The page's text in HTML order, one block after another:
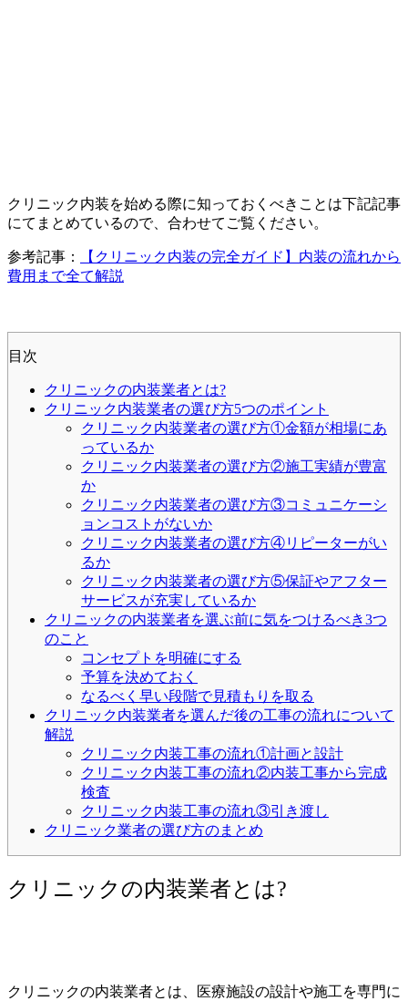
クリニック内装を始める際に知っておくべきことは下記記事
にてまとめているので、合わせてご覧ください。
参考記事：
【クリニック内装の完全ガイド】内装の流れから
費用まで全て解説
目次
クリニックの内装業者とは?
クリニック内装業者の選び方5つのポイント
クリニック内装業者の選び方①金額が相場にあ
っているか
クリニック内装業者の選び方②施工実績が豊富
か
クリニック内装業者の選び方③コミュニケーシ
ョンコストがないか
クリニック内装業者の選び方④リピーターがい
るか
クリニック内装業者の選び方⑤保証やアフター
サービスが充実しているか
クリニックの内装業者を選ぶ前に気をつけるべき3つ
のこと
コンセプトを明確にする
予算を決めておく
なるべく早い段階で見積もりを取る
クリニック内装業者を選んだ後の工事の流れについて
解説
クリニック内装工事の流れ①計画と設計
クリニック内装工事の流れ②内装工事から完成
検査
クリニック内装工事の流れ③引き渡し
クリニック業者の選び方のまとめ
クリニックの内装業者とは?
クリニックの内装業者とは、医療施設の設計や施工を専門に